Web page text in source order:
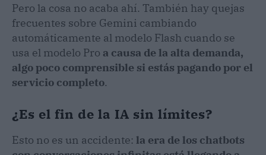
Pero la cosa no acaba ahí. También hay quejas
frecuentes sobre Gemini cambiando
automáticamente al modelo Flash cuando se
usa el modelo Pro a causa de la alta demanda,
algo poco comprensible si estás pagando por el
servicio completo.
¿Es el fin de la IA sin límites?
Esto no es un accidente: la era de los chatbots